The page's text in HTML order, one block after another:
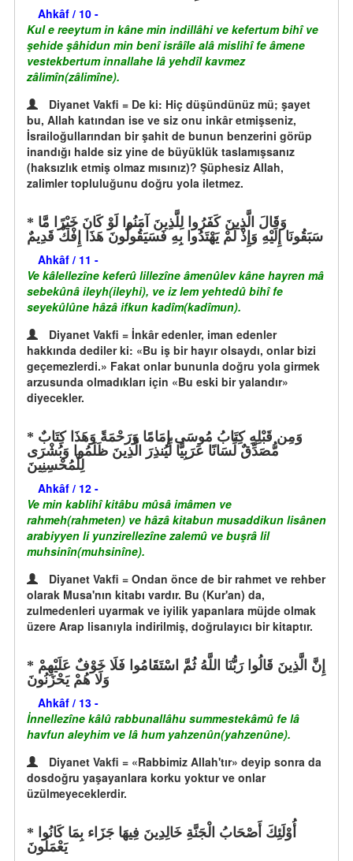
Ahkâf / 10 -
Kul e reeytum in kâne min indillâhi ve kefertum bihî ve
şehide şâhidun min benî isrâîle alâ mislihî fe âmene
vestekbertum innallahe lâ yehdîl kavmez
zâlimîn(zâlimîne).
Diyanet Vakfi = De ki: Hiç düşündünüz mü; şayet
bu, Allah katından ise ve siz onu inkâr etmişseniz,
İsrailoğullarından bir şahit de bunun benzerini görüp
inandığı halde siz yine de büyüklük taslamışsanız
(haksızlık etmiş olmaz mısınız)? Şüphesiz Allah,
zalimler topluluğunu doğru yola iletmez.
سَبَقُونَا إِلَيْهِ وَإِذْ لَمْ يَهْتَدُوا بِهِ فَسَيَقُولُونَ هَذَا إِفْكٌ قَدِيمٌ
Ahkâf / 11 -
Ve kâlellezîne keferû lillezîne âmenûlev kâne hayren mâ
sebekûnâ ileyh(ileyhi), ve iz lem yehtedû bihî fe
seyekûlûne hâzâ ifkun kadîm(kadîmun).
Diyanet Vakfi = İnkâr edenler, iman edenler
hakkında dediler ki: «Bu iş bir hayır olsaydı, onlar bizi
geçemezlerdi.» Fakat onlar bununla doğru yola girmek
arzusunda olmadıkları için «Bu eski bir yalandır»
diyecekler.
مُّصَدِّقٌ لِّسَانًا عَرَبِيًّا لِّيُنذِرَ الَّذِينَ ظَلَمُوا وَبُشْرَى
لِلْمُحْسِنِينَ
Ahkâf / 12 -
Ve min kablihî kitâbu mûsâ imâmen ve
rahmeh(rahmeten) ve hâzâ kitabun musaddikun lisânen
arabiyyen li yunzirellezîne zalemû ve buşrâ lil
muhsinîn(muhsinîne).
Diyanet Vakfi = Ondan önce de bir rahmet ve rehber
olarak Musa'nın kitabı vardır. Bu (Kur'an) da,
zulmedenleri uyarmak ve iyilik yapanlara müjde olmak
üzere Arap lisanıyla indirilmiş, doğrulayıcı bir kitaptır.
وَلَا هُمْ يَحْزَنُونَ
Ahkâf / 13 -
İnnellezîne kâlû rabbunallâhu summestekâmû fe lâ
havfun aleyhim ve lâ hum yahzenûn(yahzenûne).
Diyanet Vakfi = «Rabbimiz Allah'tır» deyip sonra da
dosdoğru yaşayanlara korku yoktur ve onlar
üzülmeyeceklerdir.
يَعْمَلُونَ